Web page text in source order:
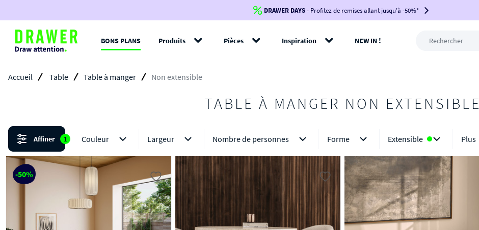
Jusqu'à-100€*sur votre commande !
BIKINI100
-voir conditions en bas de page-
DRAWER DAYS- Profitez de remises allant jusqu'à -50%*
BONS PLANS Produits Pièces Inspiration NEW IN !
Accueil Table Table à manger Non extensible
TABLE À MANGER NON EXTENSIBLE
Affiner 1 Couleur Largeur Nombre de personnes Forme Extensible Plus
-50%